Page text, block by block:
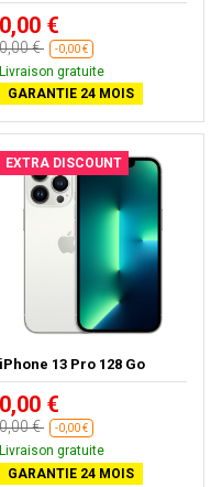
0,00 €
0,00 € -0,00 €
Livraison gratuite
GARANTIE 24 MOIS
EXTRA DISCOUNT
iPhone 13 Pro 128 Go
0,00 €
0,00 € -0,00 €
Livraison gratuite
GARANTIE 24 MOIS